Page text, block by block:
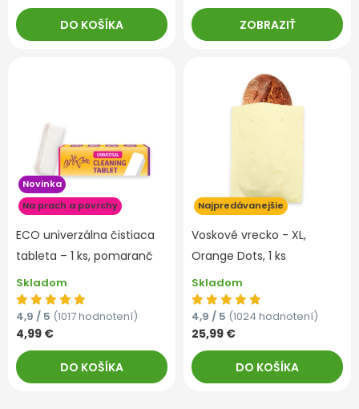
DO KOŠÍKA ZOBRAZIŤ
Novinka
Na prach a povrchy
ECO univerzálna čistiaca
tableta – 1 ks, pomaranč
Skladom
4,9 / 5 (1017 hodnotení)
4,99 €
DO KOŠÍKA
Najpredávanejšie
Voskové vrecko - XL,
Orange Dots, 1 ks
Skladom
4,9 / 5 (1024 hodnotení)
25,99 €
DO KOŠÍKA